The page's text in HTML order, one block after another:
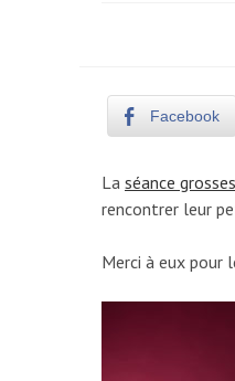
Facebook
La séance
rencontrer leur
Merci à eux pour